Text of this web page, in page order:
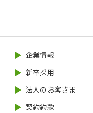
企業情報
新卒採用
法人のお客さま
契約約款